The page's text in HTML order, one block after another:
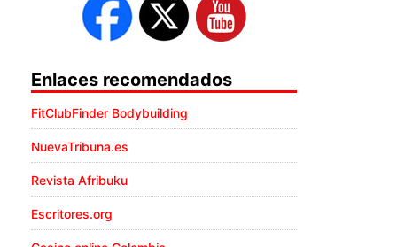
Enlaces recomendados
FitClubFinder Bodybuilding
NuevaTribuna.es
Revista Afribuku
Escritores.org